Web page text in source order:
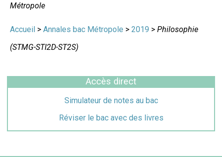
Métropole
Accueil > Annales bac Métropole > 2019 > Philosophie
(STMG-STI2D-ST2S)
Accès direct
Simulateur de notes au bac
Réviser le bac avec des livres